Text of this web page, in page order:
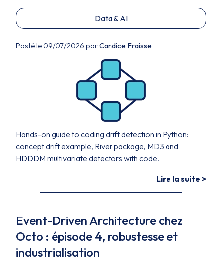
Data & AI
Posté le 09/07/2026 parCandice Fraisse
Hands-on guide to coding drift detection in Python:
concept drift example, River package, MD3 and
HDDDM multivariate detectors with code.
Lire la suite >
Event-Driven Architecture chez
Octo : épisode 4, robustesse et
industrialisation